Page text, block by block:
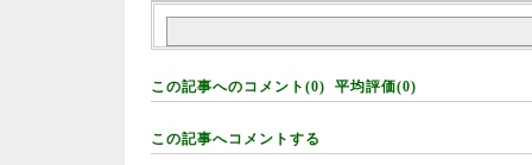
この記事へのコメント(0) 平均評価(0)
この記事へコメントする